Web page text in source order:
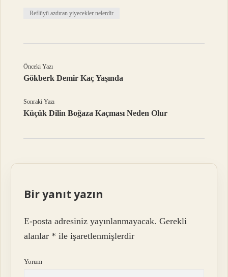
Reflüyü azdıran yiyecekler nelerdir
Önceki Yazı
Gökberk Demir Kaç Yaşında
Sonraki Yazı
Küçük Dilin Boğaza Kaçması Neden Olur
Bir yanıt yazın
E-posta adresiniz yayınlanmayacak. Gerekli
alanlar * ile işaretlenmişlerdir
Yorum